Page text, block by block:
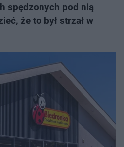
spędzonych pod nią
że to był strzał w